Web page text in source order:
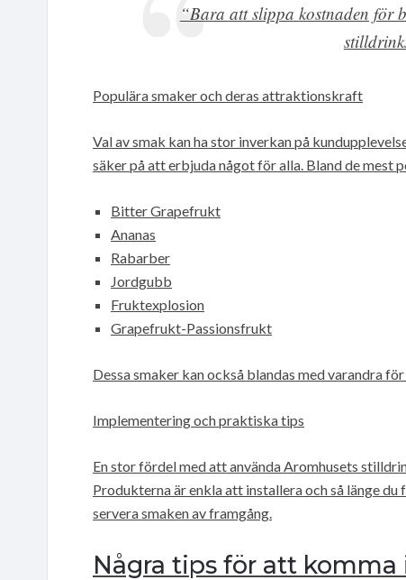
“Bara att slippa kostnaden för
Populära smaker och deras attraktionskraft
Val av smak kan ha stor inverkan på
säker på att erbjuda något för alla. Bland de mest
Bitter Grapefrukt
Ananas
Rabarber
Jordgubb
Fruktexplosion
Grapefrukt-Passionsfrukt
Dessa smaker kan också blandas med varandra
Implementering och praktiska tips
En stor fördel med att använda Aromhusets
Produkterna är enkla att installera och så länge
servera smaken av framgång.
Några tips för att komma